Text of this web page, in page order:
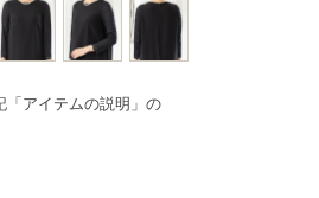
「アイテムの説明」の